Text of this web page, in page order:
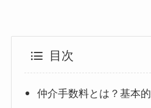
目次
仲介手数料とは？基本